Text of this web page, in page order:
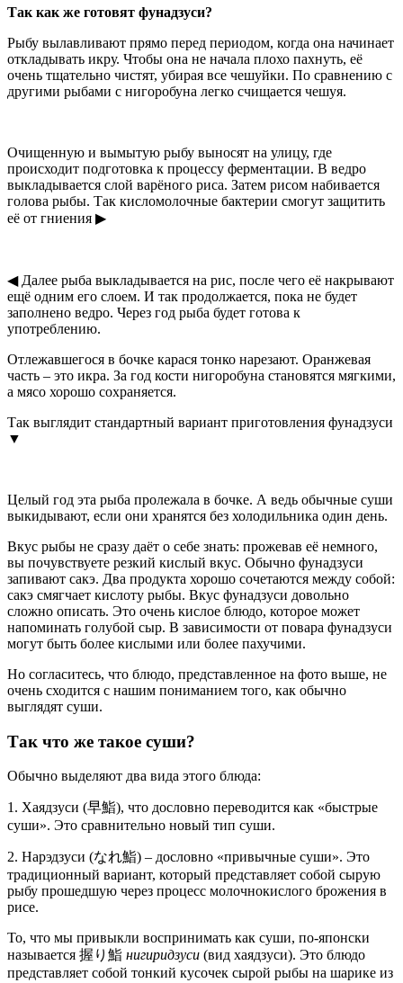
Так как же готовят фунадзуси?
Рыбу вылавливают прямо перед периодом, когда она начинает
откладывать икру. Чтобы она не начала плохо пахнуть, её
очень тщательно чистят, убирая все чешуйки. По сравнению с
другими рыбами с нигоробуна легко счищается чешуя.
Очищенную и вымытую рыбу выносят на улицу, где
происходит подготовка к процессу ферментации. В ведро
выкладывается слой варёного риса. Затем рисом набивается
голова рыбы. Так кисломолочные бактерии смогут защитить
её от гниения ▶
◀ Далее рыба выкладывается на рис, после чего её накрывают
ещё одним его слоем. И так продолжается, пока не будет
заполнено ведро. Через год рыба будет готова к
употреблению.
Отлежавшегося в бочке карася тонко нарезают. Оранжевая
часть – это икра. За год кости нигоробуна становятся мягкими,
а мясо хорошо сохраняется.
Так выглядит стандартный вариант приготовления фунадзуси
▼
Целый год эта рыба пролежала в бочке. А ведь обычные суши
выкидывают, если они хранятся без холодильника один день.
Вкус рыбы не сразу даёт о себе знать: прожевав её немного,
вы почувствуете резкий кислый вкус. Обычно фунадзуси
запивают сакэ. Два продукта хорошо сочетаются между собой:
сакэ смягчает кислоту рыбы. Вкус фунадзуси довольно
сложно описать. Это очень кислое блюдо, которое может
напоминать голубой сыр. В зависимости от повара фунадзуси
могут быть более кислыми или более пахучими.
Но согласитесь, что блюдо, представленное на фото выше, не
очень сходится с нашим пониманием того, как обычно
выглядят суши.
Так что же такое суши?
Обычно выделяют два вида этого блюда:
1. Хаядзуси (早鮨), что дословно переводится как «быстрые
суши». Это сравнительно новый тип суши.
2. Нарэдзуси (なれ鮨) – дословно «привычные суши». Это
традиционный вариант, который представляет собой сырую
рыбу прошедшую через процесс молочнокислого брожения в
рисе.
То, что мы привыкли воспринимать как суши, по-японски
называется 握り鮨 нигиридзуси (вид хаядзуси). Это блюдо
представляет собой тонкий кусочек сырой рыбы на шарике из